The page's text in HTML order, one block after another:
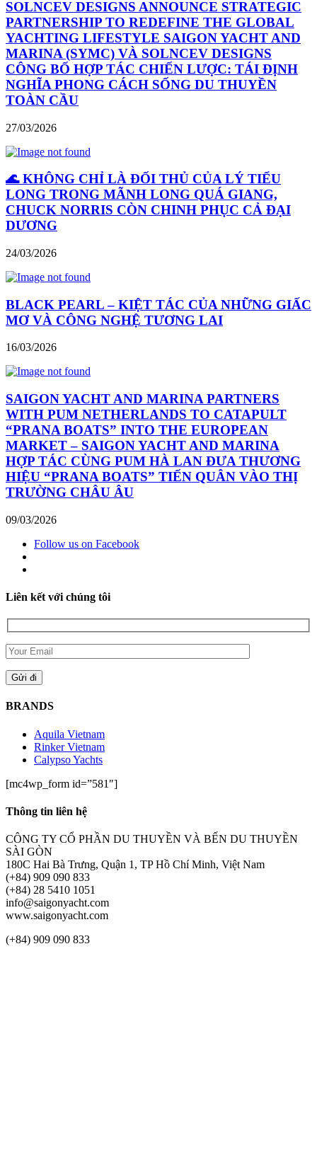
SOLNCEV DESIGNS ANNOUNCE STRATEGIC
PARTNERSHIP TO REDEFINE THE GLOBAL
YACHTING LIFESTYLE SAIGON YACHT AND
MARINA (SYMC) VÀ SOLNCEV DESIGNS
CÔNG BỐ HỢP TÁC CHIẾN LƯỢC: TÁI ĐỊNH
NGHĨA PHONG CÁCH SỐNG DU THUYỀN
TOÀN CẦU
27/03/2026
🌊 KHÔNG CHỈ LÀ ĐỐI THỦ CỦA LÝ TIỂU
LONG TRONG MÃNH LONG QUÁ GIANG,
CHUCK NORRIS CÒN CHINH PHỤC CẢ ĐẠI
DƯƠNG
24/03/2026
BLACK PEARL – KIỆT TÁC CỦA NHỮNG GIẤC
MƠ VÀ CÔNG NGHỆ TƯƠNG LAI
16/03/2026
SAIGON YACHT AND MARINA PARTNERS
WITH PUM NETHERLANDS TO CATAPULT
“PRANA BOATS” INTO THE EUROPEAN
MARKET – SAIGON YACHT AND MARINA
HỢP TÁC CÙNG PUM HÀ LAN ĐƯA THƯƠNG
HIỆU “PRANA BOATS” TIẾN QUÂN VÀO THỊ
TRƯỜNG CHÂU ÂU
09/03/2026
Follow us on Facebook
Liên kết với chúng tôi
BRANDS
Aquila Vietnam
Rinker Vietnam
Calypso Yachts
[mc4wp_form id=”581″]
Thông tin liên hệ
CÔNG TY CỔ PHẦN DU THUYỀN VÀ BẾN DU THUYỀN
SÀI GÒN
180C Hai Bà Trưng, Quận 1, TP Hồ Chí Minh, Việt Nam
(+84) 909 090 833
(+84) 28 5410 1051
info@saigonyacht.com
www.saigonyacht.com
(+84) 909 090 833